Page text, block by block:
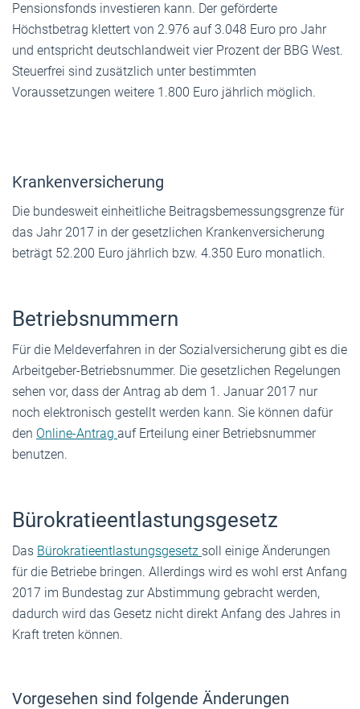
Pensionsfonds investieren kann. Der geförderte
Höchstbetrag klettert von 2.976 auf 3.048 Euro pro Jahr
und entspricht deutschlandweit vier Prozent der BBG West.
Steuerfrei sind zusätzlich unter bestimmten
Voraussetzungen weitere 1.800 Euro jährlich möglich.
Krankenversicherung
Die bundesweit einheitliche Beitragsbemessungsgrenze für
das Jahr 2017 in der gesetzlichen Krankenversicherung
beträgt 52.200 Euro jährlich bzw. 4.350 Euro monatlich.
Betriebsnummern
Für die Meldeverfahren in der Sozialversicherung gibt es die
Arbeitgeber-Betriebsnummer. Die gesetzlichen Regelungen
sehen vor, dass der Antrag ab dem 1. Januar 2017 nur
noch elektronisch gestellt werden kann. Sie können dafür
den Online-Antrag auf Erteilung einer Betriebsnummer
benutzen.
Bürokratieentlastungsgesetz
Das Bürokratieentlastungsgesetz soll einige Änderungen
für die Betriebe bringen. Allerdings wird es wohl erst Anfang
2017 im Bundestag zur Abstimmung gebracht werden,
dadurch wird das Gesetz nicht direkt Anfang des Jahres in
Kraft treten können.
Vorgesehen sind folgende Änderungen